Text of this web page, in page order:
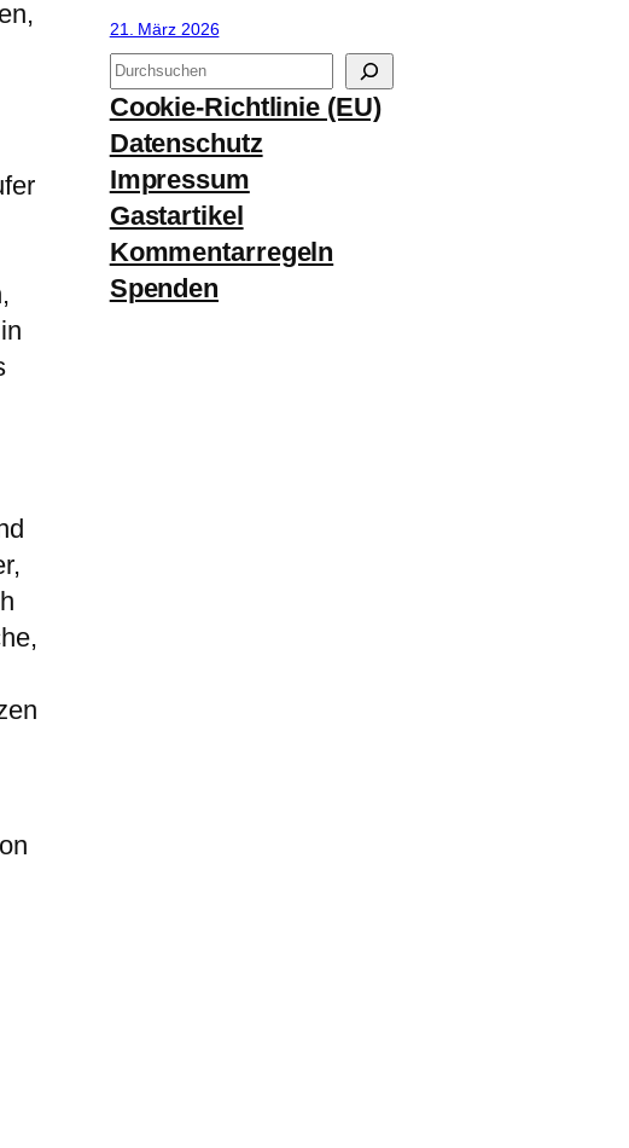
21. März 2026
S
u
c
h
e
n
Cookie-Richtlinie (EU)
Datenschutz
Impressum
Gastartikel
Kommentarregeln
Spenden